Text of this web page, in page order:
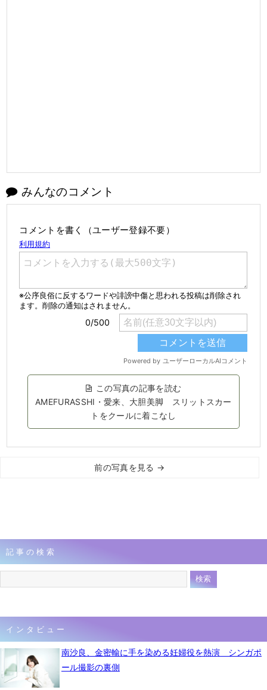
みんなのコメント
コメントを書く（ユーザー登録不要）
この写真の記事を読む
AMEFURASSHI・愛来、大胆美脚 スリットスカー
トをクールに着こなし
前の写真を見る →
記事の検索
インタビュー
南沙良、金密輸に手を染める妊婦役を熱演 シンガポ
ール撮影の裏側